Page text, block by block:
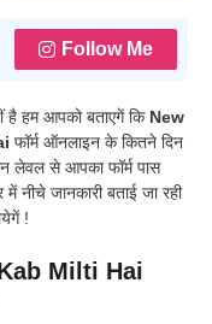
Follow Me
है हम आपको बताएगें कि New
फॉर्म ऑनलाइन के कितने दिन
लेवल से आपका फॉर्म पास
नीचे जानकारी बताई जा रही
!
Milti Hai